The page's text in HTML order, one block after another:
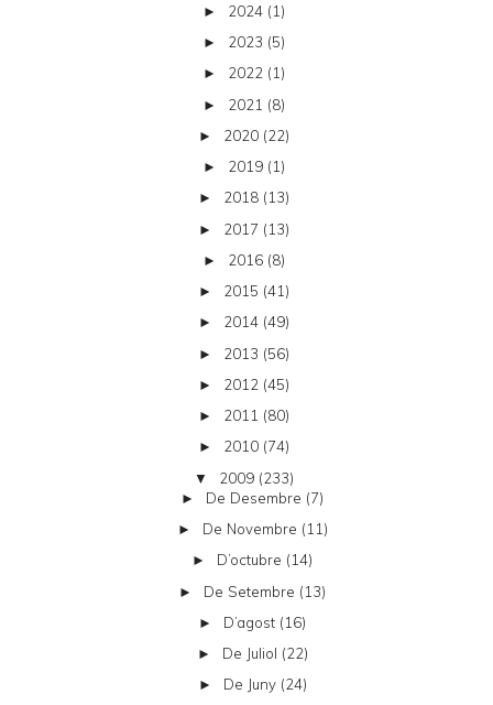
► 2024 (1)
► 2023 (5)
► 2022 (1)
► 2021 (8)
► 2020 (22)
► 2019 (1)
► 2018 (13)
► 2017 (13)
► 2016 (8)
► 2015 (41)
► 2014 (49)
► 2013 (56)
► 2012 (45)
► 2011 (80)
► 2010 (74)
▼ 2009 (233)
► De Desembre (7)
► De Novembre (11)
► D’octubre (14)
► De Setembre (13)
► D’agost (16)
► De Juliol (22)
► De Juny (24)